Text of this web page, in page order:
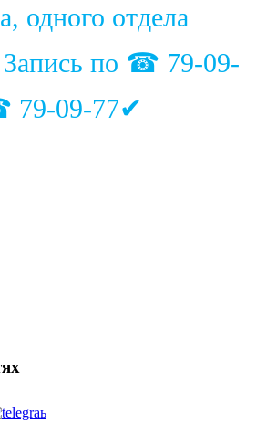
одного отдела
Запись по ☎ 79-09-
79-09-77✔